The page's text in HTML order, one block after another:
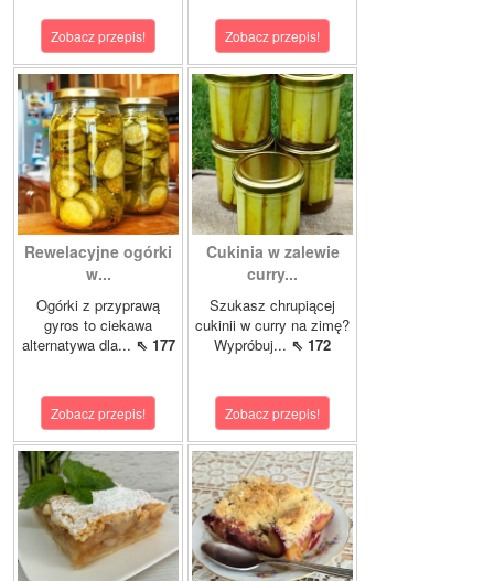
Zobacz przepis! Zobacz przepis!
Rewelacyjne ogórki
w...
Ogórki z przyprawą
gyros to ciekawa
alternatywa dla... ⇖ 177
Zobacz przepis!
Cukinia w zalewie
curry...
Szukasz chrupiącej
cukinii w curry na zimę?
Wypróbuj... ⇖ 172
Zobacz przepis!